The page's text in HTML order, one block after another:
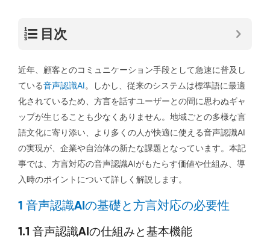
目次
近年、顧客とのコミュニケーション手段として急速に普及し
ている音声認識AI。しかし、従来のシステムは標準語に最適
化されているため、方言を話すユーザーとの間に思わぬギャ
ップが生じることも少なくありません。地域ごとの多様な言
語文化に寄り添い、より多くの人が快適に使える音声認識AI
の実現が、企業や自治体の新たな課題となっています。本記
事では、方言対応の音声認識AIがもたらす価値や仕組み、導
入時のポイントについて詳しく解説します。
1 音声認識AIの基礎と方言対応の必要性
1.1 音声認識AIの仕組みと基本機能